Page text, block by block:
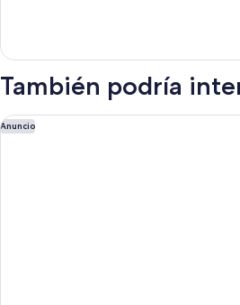
ejecutivo,
habitaciones
También podría
Anuncio
Holiday Inn & Suites Geelong by IHG